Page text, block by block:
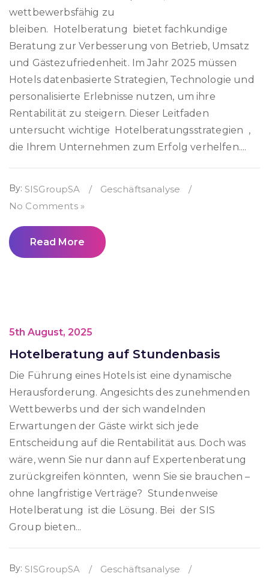
wettbewerbsfähig zu
bleiben. Hotelberatung bietet fachkundige
Beratung zur Verbesserung von Betrieb, Umsatz
und Gästezufriedenheit. Im Jahr 2025 müssen
Hotels datenbasierte Strategien, Technologie und
personalisierte Erlebnisse nutzen, um ihre
Rentabilität zu steigern. Dieser Leitfaden
untersucht wichtige Hotelberatungsstrategien ,
die Ihrem Unternehmen zum Erfolg verhelfen....
By: SISGroupSA / Geschäftsanalyse
/
No Comments »
Read More
5th August, 2025
Hotelberatung auf Stundenbasis
Die Führung eines Hotels ist eine dynamische
Herausforderung. Angesichts des zunehmenden
Wettbewerbs und der sich wandelnden
Erwartungen der Gäste wirkt sich jede
Entscheidung auf die Rentabilität aus. Doch was
wäre, wenn Sie nur dann auf Expertenberatung
zurückgreifen könnten, wenn Sie sie brauchen –
ohne langfristige Verträge? Stundenweise
Hotelberatung ist die Lösung. Bei der SIS
Group bieten...
By: SISGroupSA / Geschäftsanalyse
/